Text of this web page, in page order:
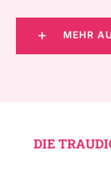
MEHR
DIE